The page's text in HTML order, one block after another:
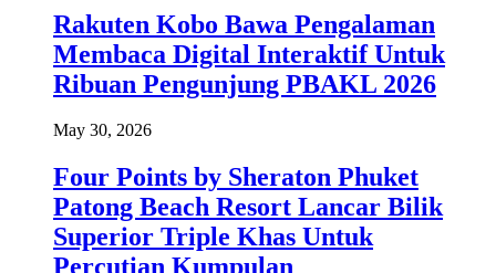
Rakuten Kobo Bawa Pengalaman
Membaca Digital Interaktif Untuk
Ribuan Pengunjung PBAKL 2026
May 30, 2026
Four Points by Sheraton Phuket
Patong Beach Resort Lancar Bilik
Superior Triple Khas Untuk
Percutian Kumpulan